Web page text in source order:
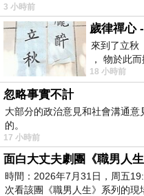
低溫總難免需要時間來適應一
盡情玩耍
所以....來人阿！！先把怕冷的
【現場影音與燈光效果-冬天北
↑002 來到北海道一下飛機，當
六！！
3 小時前
歲律禪心
來到了立秋
， 物於此
18 小時前
忽略事實不計
大部分的政治意見和社會溝通
的。
17 小時前
面白大丈夫劇團《職男人生
時間：2026年7月31日，周五
次看該團《職男人生》系列的